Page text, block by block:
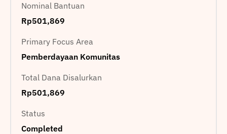
Nominal Bantuan
Rp501,869
Primary Focus Area
Pemberdayaan Komunitas
Total Dana Disalurkan
Rp501,869
Status
Completed